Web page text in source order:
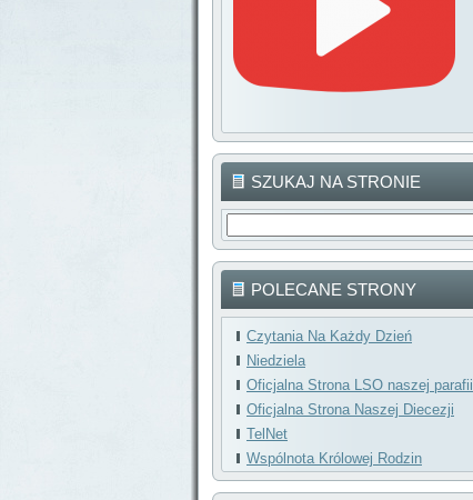
SZUKAJ NA STRONIE
POLECANE STRONY
Czytania Na Każdy Dzień
Niedziela
Oficjalna Strona LSO naszej parafii
Oficjalna Strona Naszej Diecezji
TelNet
Wspólnota Królowej Rodzin